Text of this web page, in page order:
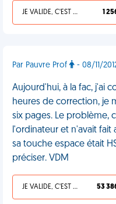
JE VALIDE, C'EST UNE VDM 1
Par Pauvre Prof - 08/11/
Aujourd'hui, à la fac, j'ai
heures de correction, je
six pages. Le problème,
l'ordinateur et n'avait
sa touche espace était
préciser. VDM
JE VALIDE, C'EST UNE VDM 53